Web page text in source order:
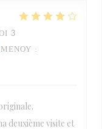
3
ΜΕΝΟΎ :
deuxième visite et